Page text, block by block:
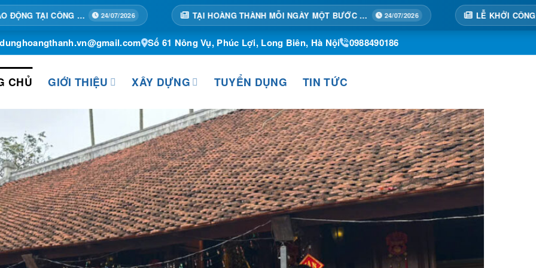
07/2026 TẠI HOÀNG THÀNH MỖI NGÀY MỘT BƯỚC TIẾN 24/07/2026
Số 61 Nông Vụ, Phúc Lợi, Long Biên, Hà Nội 0988490186
CHỦ GIỚI THIỆU XÂY DỰNG TUYỂN DỤNG TIN TỨC